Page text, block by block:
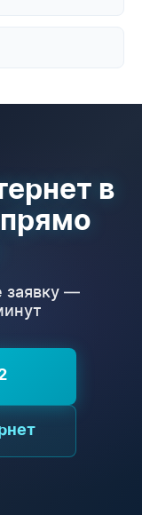
в
заявку —